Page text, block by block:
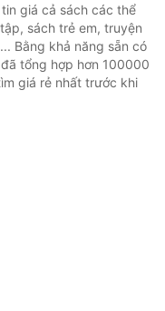
giá cả sách các thể
sách trẻ em, truyện
Bằng khả năng sẵn có
tổng hợp hơn 100000
giá rẻ nhất trước khi